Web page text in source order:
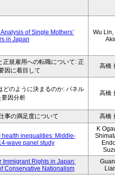
of Single Mothers’
in Japan
Wu Lin,
規雇用への転職について: 正
因に着目して
高橋
のように決まるのか: パネル
要因分析
高橋
事の満足度について 高橋
health inequalities: Middle-
wave panel study
K
Immigrant Rights in Japan:
Conservative Nationalism